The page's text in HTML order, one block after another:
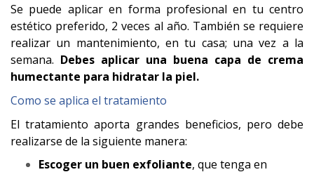
Se puede aplicar en forma profesional en tu centro
estético preferido, 2 veces al año. También se requiere
realizar un mantenimiento, en tu casa; una vez a la
semana. Debes aplicar una buena capa de crema
humectante para hidratar la piel.
Como se aplica el tratamiento
El tratamiento aporta grandes beneficios, pero debe
realizarse de la siguiente manera:
Escoger un buen exfoliante, que tenga en